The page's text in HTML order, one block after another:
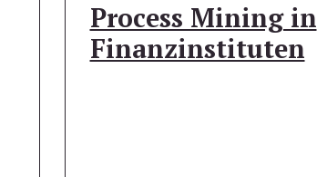
Process Mining in
Finanzinstituten